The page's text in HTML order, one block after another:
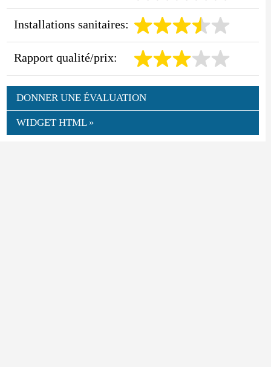
Installations sanitaires:
Rapport qualité/prix:
DONNER UNE ÉVALUATION
WIDGET HTML »